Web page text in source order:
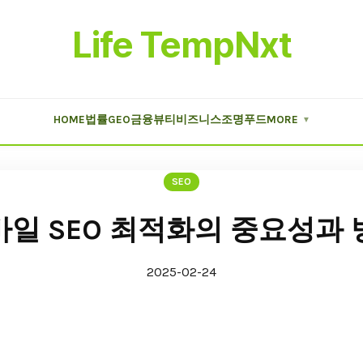
Life TempNxt
HOME법률GEO금융뷰티 비즈니스조명푸드MORE ▼
SEO
일 SEO 최적화의 중요성과
2025-02-24